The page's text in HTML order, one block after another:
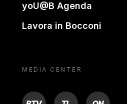
yoU@B Agenda
Lavora in Bocconi
MEDIA CENTER
BTV TL ON